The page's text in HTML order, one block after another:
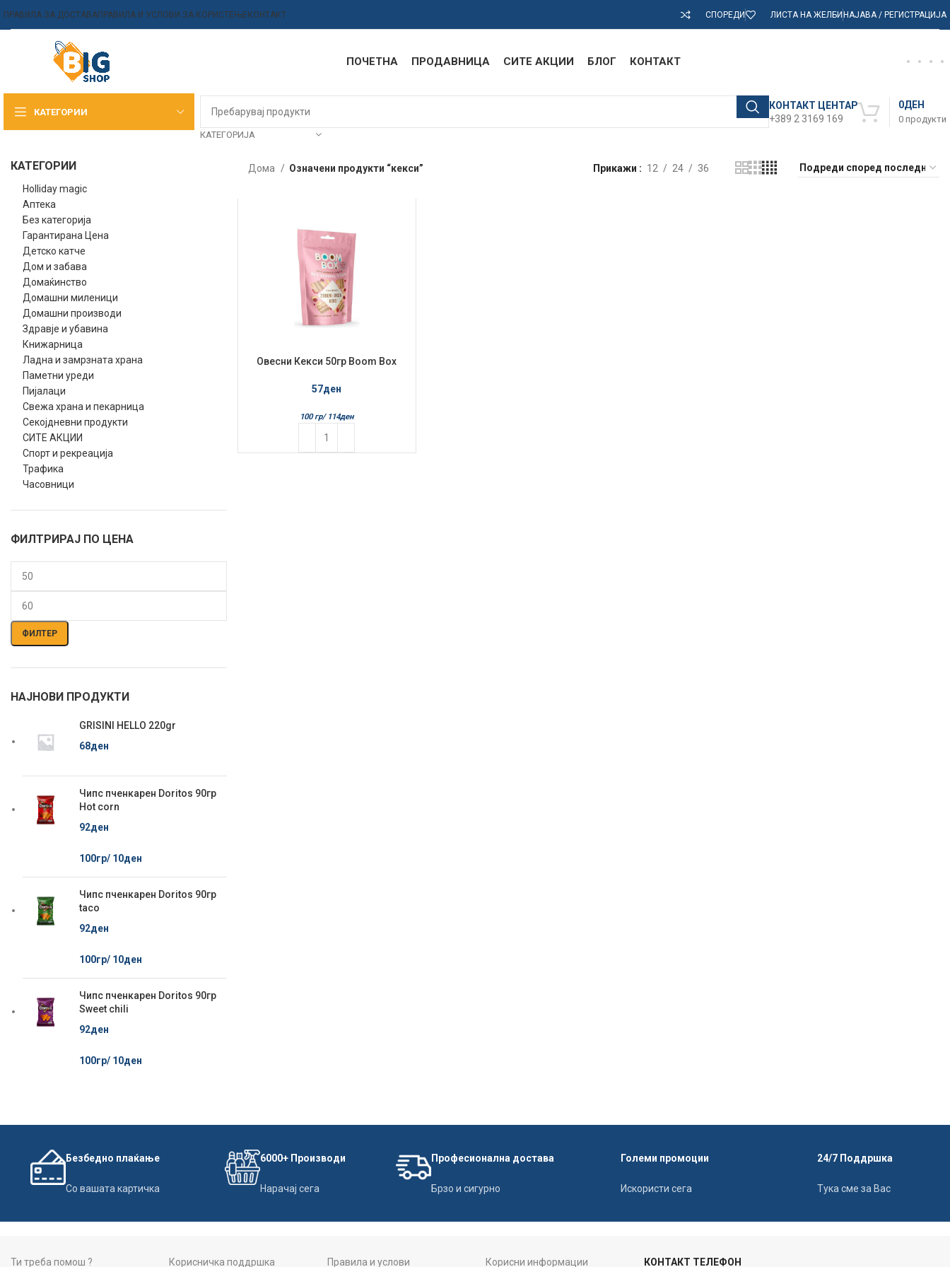
ПРАВИЛА ЗА ДОСТАВАПРАВИЛА И УСЛОВИ ЗА КОРИСТЕЊЕКОНТАКТ СПОРЕДИ ЛИСТА НА ЖЕЛБИНАЈАВА / РЕГИСТРАЦИЈА
ПОЧЕТНА ПРОДАВНИЦА СИТЕ АКЦИИ БЛОГ КОНТАКТ
КАТЕГОРИИ
КАТЕГОРИЈА
КОНТАКТ ЦЕНТАР
+389 2 3169 169
0 продукти
0ДЕН
КАТЕГОРИИ
Holliday magic
Аптека
Без категорија
Гарантирана Цена
Детско катче
Дом и забава
Домаќинство
Домашни миленици
Домашни производи
Здравје и убавина
Книжарница
Ладна и замрзната храна
Паметни уреди
Пијалаци
Свежа храна и пекарница
Секојдневни продукти
СИТЕ АКЦИИ
Спорт и рекреација
Трафика
Часовници
ФИЛТРИРАЈ ПО ЦЕНА
Мин.
цена
Макс.
цена
ФИЛТЕР
НАЈНОВИ ПРОДУКТИ
GRISINI HELLO 220gr
68ден
Чипс пченкарен Doritos 90гр
Hot corn
92ден
100гр/ 10ден
Чипс пченкарен Doritos 90гр
taco
92ден
100гр/ 10ден
Чипс пченкарен Doritos 90гр
Sweet chili
92ден
100гр/ 10ден
Дома Означени продукти “кекси” Прикажи 12 24 36
Овесни Кекси 50гр Boom Box
57ден
100 гр/ 114ден
Безбедно плаќање
Со вашата картичка
6000+ Производи
Нарачај сега
Професионална достава
Брзо и сигурно
Големи промоции
Искористи сега
24/7 Поддршка
Тука сме за Вас
Ти треба помош ? Корисничка поддршка Правила и услови Корисни информации КОНТАКТ ТЕЛЕФОН